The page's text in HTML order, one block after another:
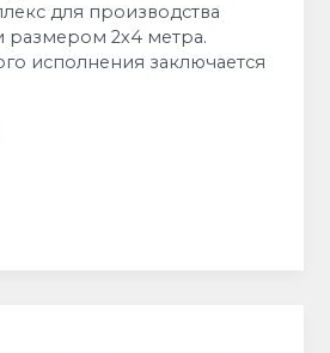
для производства
размером 2х4 метра.
исполнения заключается